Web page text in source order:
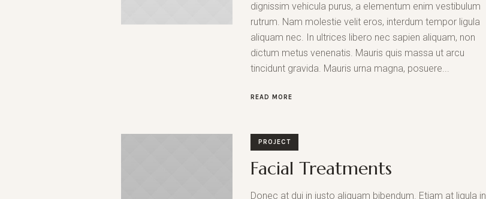
dignissim vehicula purus, a elementum enim vestibulum
rutrum. Nam molestie velit eros, interdum tempor ligula
aliquam nec. In ultrices libero nec sapien aliquam, non
dictum metus venenatis. Mauris quis massa ut arcu
tincidunt gravida. Mauris urna magna, posuere...
READ MORE
PROJECT
Facial Treatments
Donec at dui in justo aliquam bibendum. Etiam at ligula in